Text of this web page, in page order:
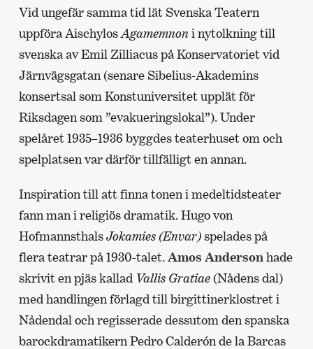
Vid ungefär samma tid lät Svenska Teatern
uppföra AischylosAgamemnoni nytolkning till
svenska av Emil Zilliacus på Konservatoriet vid
Järnvägsgatan (senare Sibelius-Akademins
konsertsal som Konstuniversitet upplät för
Riksdagen som ”evakueringslokal”). Under
spelåret 1935–1936 byggdes teaterhuset om och
spelplatsen var därför tillfälligt en annan.
Inspiration till att finna tonen i medeltidsteater
fann man i religiös dramatik. Hugo von
HofmannsthalsJokamies (Envar)spelades på
flera teatrar på 1930-talet.Amos Anderson hade
skrivit en pjäs kallad Vallis Gratiae(Nådens dal)
med handlingen förlagd till birgittinerklostret i
Nådendal och regisserade dessutom den spanska
barockdramatikern Pedro Calderón de la Barcas